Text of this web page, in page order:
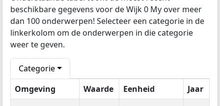
beschikbare gegevens voor de Wijk 0 My over meer
dan 100 onderwerpen! Selecteer een categorie in de
linkerkolom om de onderwerpen in die categorie
weer te geven.
Categorie
Omgeving
Waarde Eenheid
Jaar